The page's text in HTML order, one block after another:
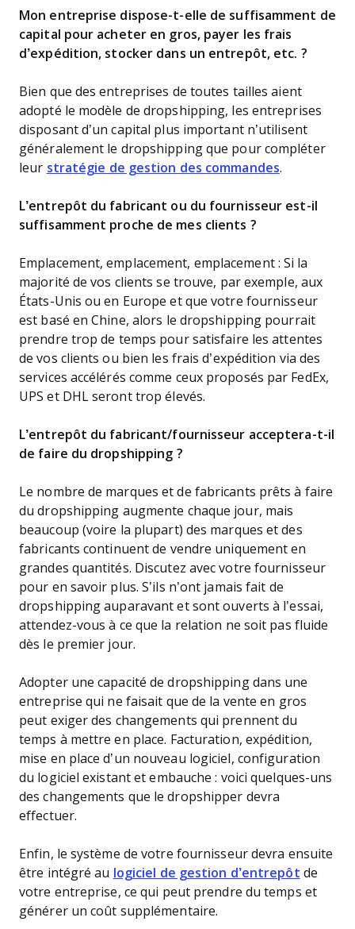
Mon entreprise dispose-t-elle de suffisamment de
capital pour acheter en gros, payer les frais
d’expédition, stocker dans un entrepôt, etc. ?
Bien que des entreprises de toutes tailles aient
adopté le modèle de dropshipping, les entreprises
disposant d’un capital plus important n’utilisent
généralement le dropshipping que pour compléter
leur stratégie de gestion des commandes.
L’entrepôt du fabricant ou du fournisseur est-il
suffisamment proche de mes clients ?
Emplacement, emplacement, emplacement : Si la
majorité de vos clients se trouve, par exemple, aux
États-Unis ou en Europe et que votre fournisseur
est basé en Chine, alors le dropshipping pourrait
prendre trop de temps pour satisfaire les attentes
de vos clients ou bien les frais d’expédition via des
services accélérés comme ceux proposés par FedEx,
UPS et DHL seront trop élevés.
L’entrepôt du fabricant/fournisseur acceptera-t-il
de faire du dropshipping ?
Le nombre de marques et de fabricants prêts à faire
du dropshipping augmente chaque jour, mais
beaucoup (voire la plupart) des marques et des
fabricants continuent de vendre uniquement en
grandes quantités. Discutez avec votre fournisseur
pour en savoir plus. S’ils n’ont jamais fait de
dropshipping auparavant et sont ouverts à l’essai,
attendez-vous à ce que la relation ne soit pas fluide
dès le premier jour.
Adopter une capacité de dropshipping dans une
entreprise qui ne faisait que de la vente en gros
peut exiger des changements qui prennent du
temps à mettre en place. Facturation, expédition,
mise en place d’un nouveau logiciel, configuration
du logiciel existant et embauche : voici quelques-uns
des changements que le dropshipper devra
effectuer.
Enfin, le système de votre fournisseur devra ensuite
être intégré au
logiciel de gestion d’entrepôt de
votre entreprise, ce qui peut prendre du temps et
générer un coût supplémentaire.